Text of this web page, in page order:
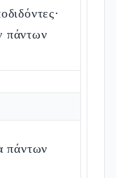
πάντων
πάντων